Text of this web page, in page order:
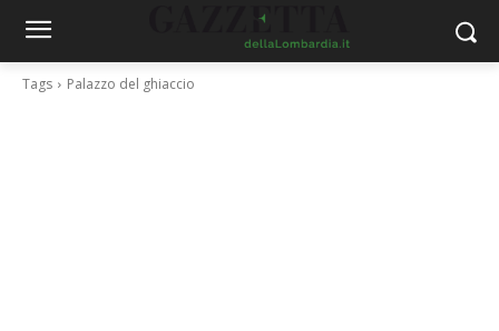
Tags Palazzo del ghiaccio